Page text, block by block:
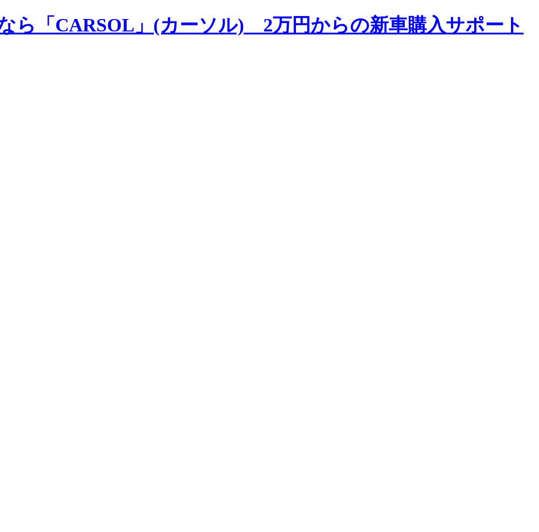
ら「CARSOL」(カーソル) 2万円からの新車購入サポート